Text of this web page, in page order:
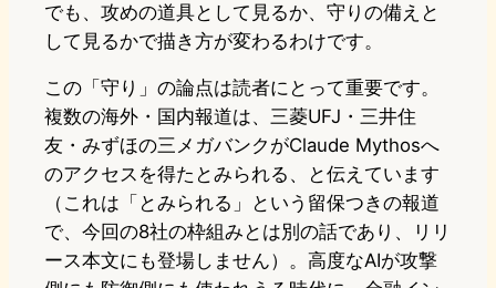
でも、攻めの道具として見るか、守りの備えと
して見るかで描き方が変わるわけです。
この「守り」の論点は読者にとって重要です。
複数の海外・国内報道は、三菱UFJ・三井住
友・みずほの三メガバンクがClaude Mythosへ
のアクセスを得たとみられる、と伝えています
（これは「とみられる」という留保つきの報道
で、今回の8社の枠組みとは別の話であり、リリ
ース本文にも登場しません）。高度なAIが攻撃